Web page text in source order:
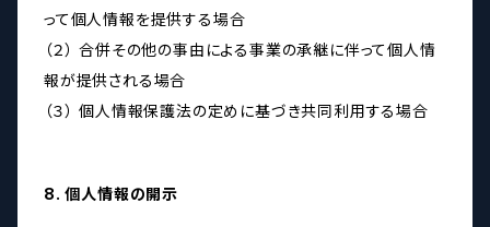
って個人情報を提供する場合
（２） 合併その他の事由による事業の承継に伴って個人情
報が提供される場合
（３） 個人情報保護法の定めに基づき共同利用する場合
8. 個人情報の開示